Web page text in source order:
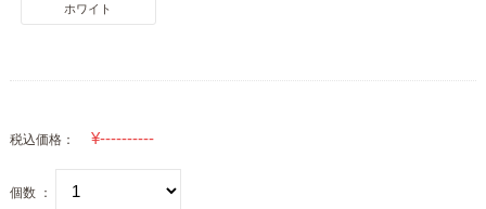
ホワイト
税込価格：
個数 ：